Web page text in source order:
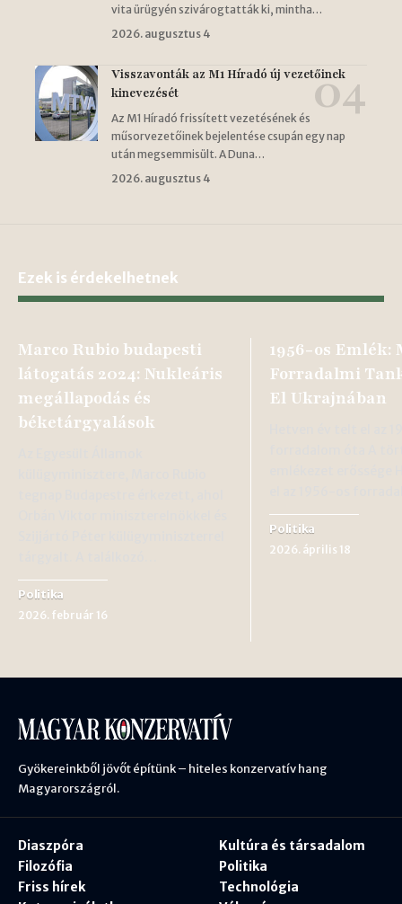
vita ürügyén szivárogtatták ki, mintha…
2026. augusztus 4
Visszavonták az M1 Híradó új vezetőinek
kinevezését
Az M1 Híradó frissített vezetésének és
műsorvezetőinek bejelentése csupán egy nap
után megsemmisült. A Duna…
2026. augusztus 4
Ezek is érdekelhetnek
Marco Rubio budapesti
látogatás 2024: Nukleáris
megállapodás és
béketárgyalások
Politika
2026. február 16
1956-os Emlék:
Forradalmi
El Ukrajnában
Politika
2026. április 18
Gyökereinkből jövőt építünk – hiteles konzervatív hang
Magyarországról.
Diaszpóra
Filozófia
Friss hírek
Kultúra és társadalom
Politika
Technológia